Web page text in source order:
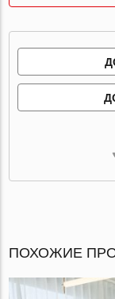
ПОХОЖИЕ